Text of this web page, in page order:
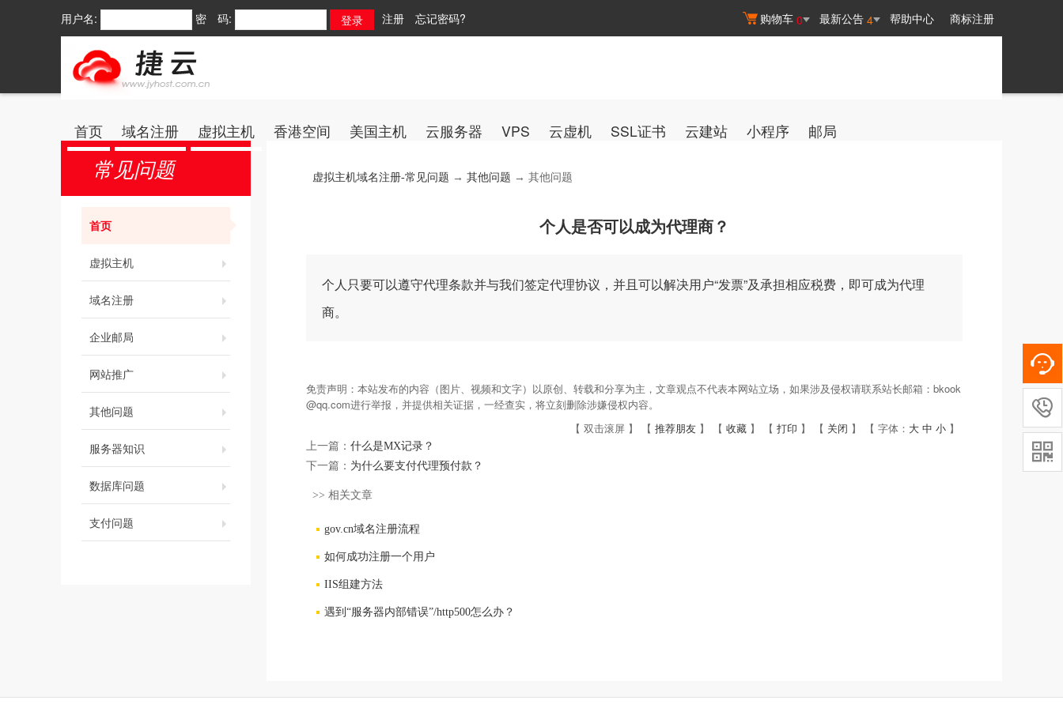
购物车 0 最新公告 4 帮助中心 商标注册
用户名: 密 码: 注册 忘记密码?
首页 域名注册 虚拟主机 香港空间 美国主机 云服务器 VPS 云虚机 SSL证书 云建站 小程序 邮局
常见问题
首页
虚拟主机
域名注册
企业邮局
网站推广
其他问题
服务器知识
数据库问题
支付问题
虚拟主机域名注册-常见问题 → 其他问题 → 其他问题
个人是否可以成为代理商？
个人只要可以遵守代理条款并与我们签定代理协议，并且可以解决用户“发票”及承担相应税费，即可成为代理
商。
免责声明：本站发布的内容（图片、视频和文字）以原创、转载和分享为主，文章观点不代表本网站立场，如果涉及侵权请联系站长邮箱：bkook
@qq.com进行举报，并提供相关证据，一经查实，将立刻删除涉嫌侵权内容。
【 双击滚屏 】 【 推荐朋友 】 【 收藏 】 【 打印 】 【 关闭 】 【 字体： 大 中 小 】
上一篇： 什么是MX记录？
下一篇： 为什么要支付代理预付款？
>> 相关文章
gov.cn域名注册流程
如何成功注册一个用户
IIS组建方法
遇到“服务器内部错误”/http500怎么办？

